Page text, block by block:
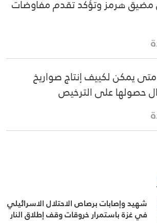
هرمز وتؤكد تقدم مفاوضات
يمكن لكييف إنتاج صواريخ
حصولها على الترخيص
شهيد وإصابات برصاص الاحتلال الاسرائيلي
في غزة باستمرار خروقات وقف إطلاق النار